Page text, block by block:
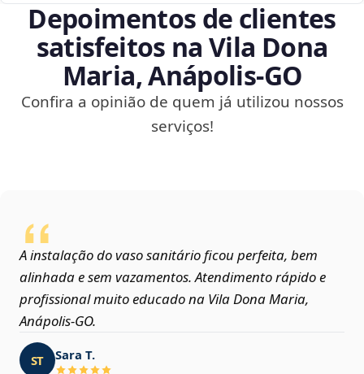
Depoimentos de clientes
satisfeitos na Vila Dona
Maria, Anápolis‑GO
Confira a opinião de quem já utilizou nossos
serviços!
A instalação do vaso sanitário ficou perfeita, bem
alinhada e sem vazamentos. Atendimento rápido e
profissional muito educado na Vila Dona Maria,
Anápolis‑GO.
ST Sara T.